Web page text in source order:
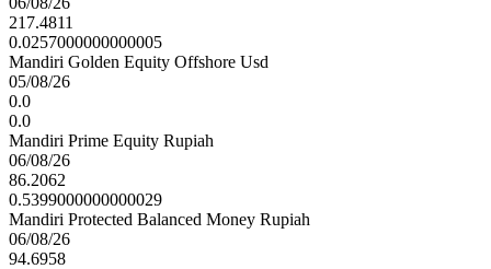
217.4811
0.0257000000000005
Mandiri Golden Equity Offshore Usd
05/08/26
0.0
0.0
Mandiri Prime Equity Rupiah
06/08/26
86.2062
0.5399000000000029
Mandiri Protected Balanced Money Rupiah
06/08/26
94.6958